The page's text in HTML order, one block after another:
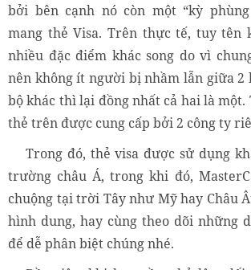
bởi bên cạnh nó còn một “kỳ
mang thẻ Visa. Trên thực tế, tuy tên
nhiều đặc điểm khác song do vì
nên không ít người bị nhầm lẫn giữa 2
bộ khác thì lại đồng nhất cả hai là một.
thẻ trên được cung cấp bởi 2 công ty
Trong đó, thẻ visa được sử dụng
trường châu Á, trong khi đó,
chuộng tại trời Tây như Mỹ hay Châu
hình dung, hay cùng theo dõi những
để dễ phân biệt chúng nhé.